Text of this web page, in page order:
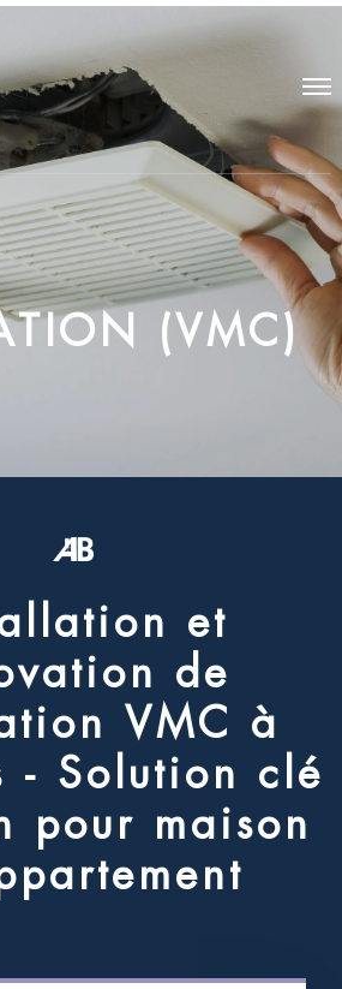
TION (VMC)
ation et
vation d e
tion VMC à
- So ution c é
pour maison
partement